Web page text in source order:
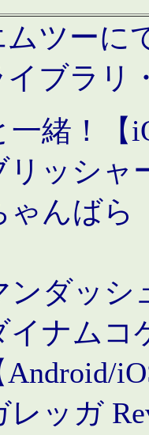
ツーに
ブラリ
一緒！【
リッシャ
ゃんばら
ンダッシ
イナムコ
Android/
ッガ